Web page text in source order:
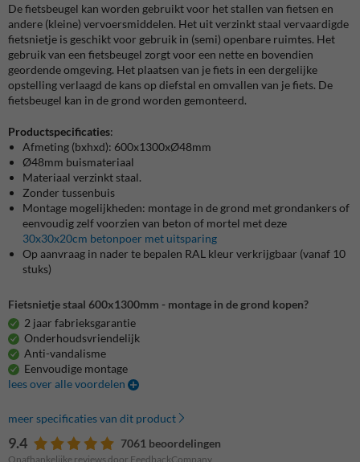
De fietsbeugel kan worden gebruikt voor het stallen van fietsen en
andere (kleine) vervoersmiddelen. Het uit verzinkt staal vervaardigde
fietsnietje is geschikt voor gebruik in (semi) openbare ruimtes. Het
gebruik van een fietsbeugel zorgt voor een nette en bovendien
geordende omgeving. Het plaatsen van je fiets in een dergelijke
opstelling verlaagd de kans op diefstal en omvallen van je fiets. De
fietsbeugel kan in de grond worden gemonteerd.
Productspecificaties:
Afmeting (bxhxd): 600x1300xØ48mm
Ø48mm buismateriaal
Materiaal verzinkt staal.
Zonder tussenbuis
Montage mogelijkheden: montage in de grond met grondankers of
eenvoudig zelf voorzien van beton of mortel met deze
30x30x20cm betonpoer met uitsparing
Op aanvraag in nader te bepalen RAL kleur verkrijgbaar (vanaf 10
stuks)
Fietsnietje staal 600x1300mm - montage in de grond kopen?
2 jaar fabrieksgarantie
Onderhoudsvriendelijk
Anti-vandalisme
Eenvoudige montage
lees over alle voordelen
meer specificaties van dit product
9.4 7061 beoordelingen
Onafhankelijke reviews door FeedbackCompany